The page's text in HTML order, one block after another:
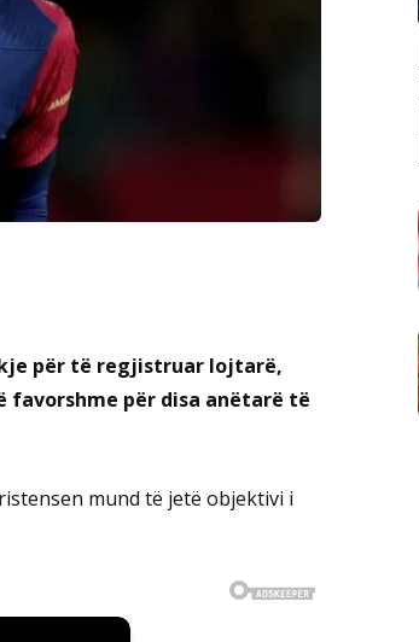
për të regjistruar lojtarë,
për disa anëtarë të
mund të jetë objektivi i